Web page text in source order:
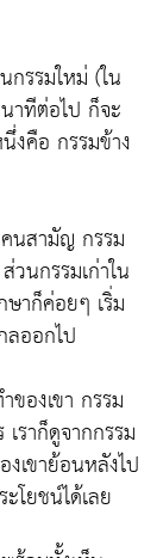
รรมใหม่ (ใน
าทีต่อไป ก็จะ
งคือ กรรมข้าง
นสามัญ กรรม
วนกรรมเก่าใน
าก็ค่อยๆ เริ่ม
ออกไป
ของเขา กรรม
เราก็ดูจากกรรม
เขาย้อนหลังไป
โยชน์ได้เลย